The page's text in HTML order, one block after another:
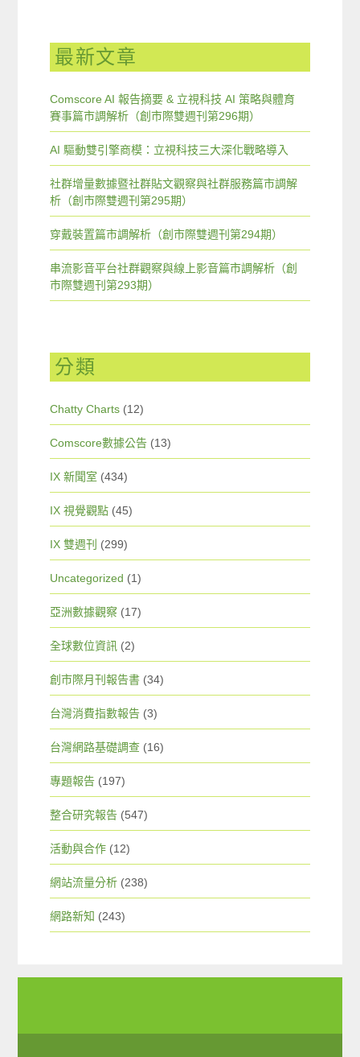
最新文章
Comscore AI 報告摘要 & 立視科技 AI 策略與體育
賽事篇市調解析（創市際雙週刊第296期）
AI 驅動雙引擎商模：立視科技三大深化戰略導入
社群增量數據暨社群貼文觀察與社群服務篇市調解
析（創市際雙週刊第295期）
穿戴裝置篇市調解析（創市際雙週刊第294期）
串流影音平台社群觀察與線上影音篇市調解析（創
市際雙週刊第293期）
分類
Chatty Charts (12)
Comscore數據公告 (13)
IX 新聞室 (434)
IX 視覺觀點 (45)
IX 雙週刊 (299)
Uncategorized (1)
亞洲數據觀察 (17)
全球數位資訊 (2)
創市際月刊報告書 (34)
台灣消費指數報告 (3)
台灣網路基礎調查 (16)
專題報告 (197)
整合研究報告 (547)
活動與合作 (12)
網站流量分析 (238)
網路新知 (243)